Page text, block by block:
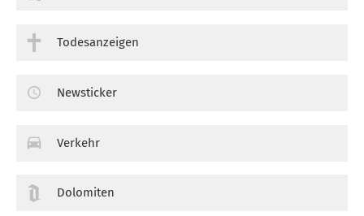
Todesanzeigen
Newsticker
Verkehr
Dolomiten